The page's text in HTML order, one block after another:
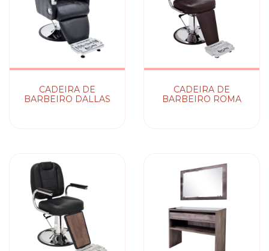
CADEIRA DE
BARBEIRO DALLAS
CADEIRA DE
BARBEIRO ROMA